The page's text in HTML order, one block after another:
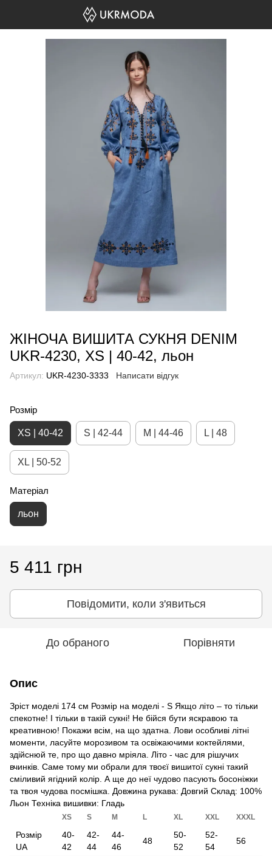
ЖІНОЧА ВИШИТА СУКНЯ DENIM
UKR-4230, XS | 40-42, льон
Артикул: UKR-4230-3333 Написати відгук
Розмір
XS | 40-42 S | 42-44 M | 44-46 L | 48
XL | 50-52
Матеріал
льон
5 411 грн
Повідомити, коли з'явиться
До обраного Порівняти
Опис
Зріст моделі 174 см Розмір на моделі - S Якщо літо – то тільки
спекотне! І тільки в такій сукні! Не бійся бути яскравою та
креативною! Покажи всім, на що здатна. Лови особливі літні
моменти, ласуйте морозивом та освіжаючими коктейлями,
здійснюй те, про що давно мріяла. Літо - час для рішучих
вчинків. Саме тому ми обрали для твоєї вишитої сукні такий
сміливий ягідний колір. А ще до неї чудово пасують босоніжки
та твоя чудова посмішка. Довжина рукава: Довгий Склад: 100%
Льон Техніка вишивки: Гладь
XS S M L XL XXL XXXL
Розмір
UA
40-
42
42-
44
44-
46
48
50-
52
52-
54
56